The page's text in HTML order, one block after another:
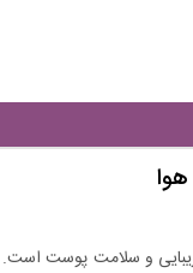
و سلامت پوست است.